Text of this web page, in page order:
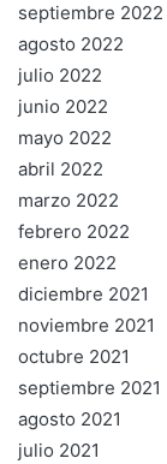
septiembre 2022
agosto 2022
julio 2022
junio 2022
mayo 2022
abril 2022
marzo 2022
febrero 2022
enero 2022
diciembre 2021
noviembre 2021
octubre 2021
septiembre 2021
agosto 2021
julio 2021